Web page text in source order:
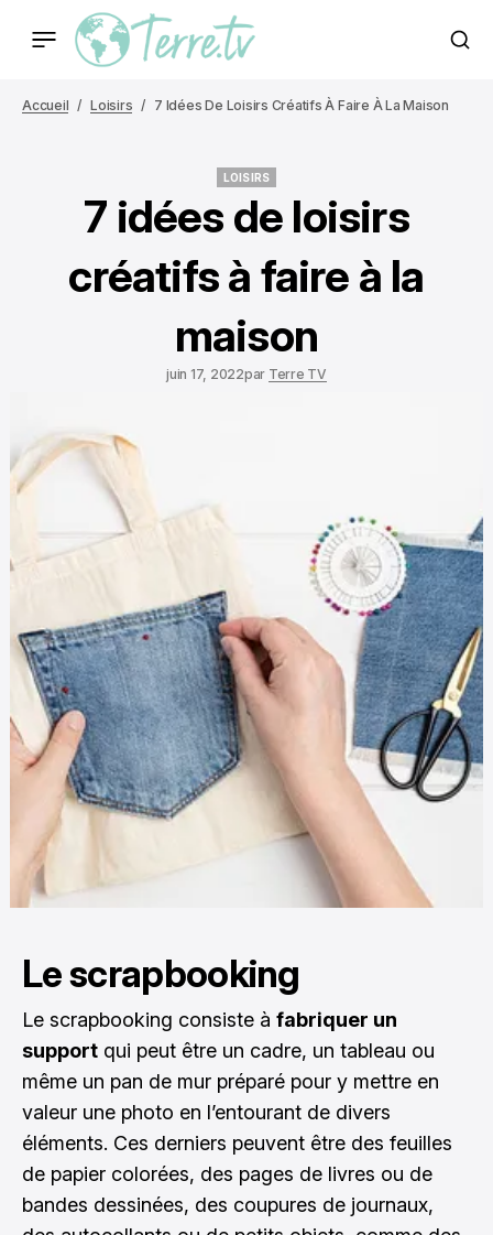
Accueil Loisirs 7 Idées De Loisirs Créatifs À Faire À La Maison
LOISIRS
7 idées de loisirs
créatifs à faire à la
maison
juin 17, 2022par Terre TV
Le scrapbooking
Le scrapbooking consiste à fabriquer un
support qui peut être un cadre, un tableau ou
même un pan de mur préparé pour y mettre en
valeur une photo en l’entourant de divers
éléments. Ces derniers peuvent être des feuilles
de papier colorées, des pages de livres ou de
bandes dessinées, des coupures de journaux,